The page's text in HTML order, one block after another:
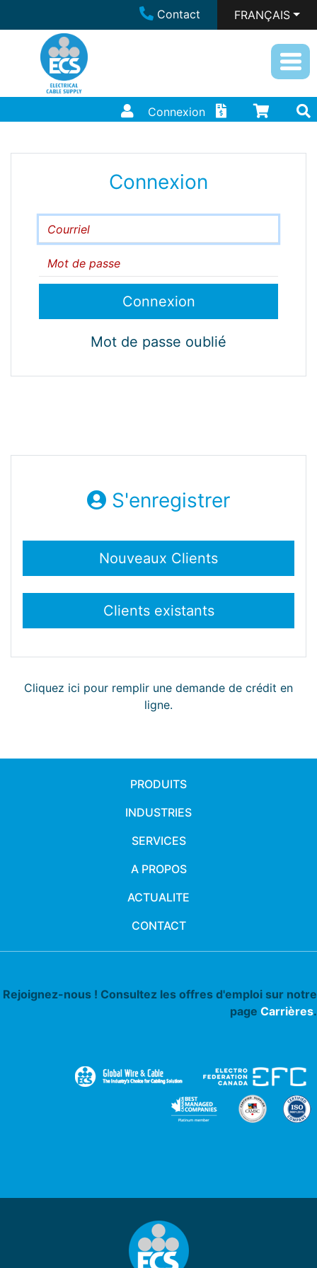
Contact FRANÇAIS
Connexion
Connexion
Courriel
Mot de passe
Mot de passe oublié
S'enregistrer
Cliquez ici pour remplir une demande de crédit en
ligne.
PRODUITS
INDUSTRIES
SERVICES
A PROPOS
ACTUALITE
CONTACT
Rejoignez-nous ! Consultez les offres d'emploi sur notre
page Carrières.